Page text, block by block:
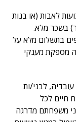
הורות של 12 שבועות לאבות (או בנות
בשכר מלא.
בתשלום מלא על
מספקת מענקי
לבני/ות
ביטוח חיים לכל
משפחתם מדרגה